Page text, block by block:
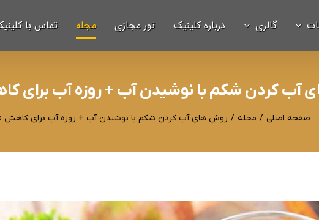
گالری درباره کلینیک تور مجازی مجله تماس با
آب کردن شکم با نوشیدن آب + روزه آب برای
صفحه اصلی / مجله / روش های آب کردن شکم با نوشیدن آب + روزه آب برای کاهش